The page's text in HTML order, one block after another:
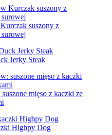
suszony z
Jerky Steak
mięso z kaczki ze
Highpy Dog